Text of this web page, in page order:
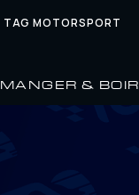
TAG MOTORSPORT
MANGER &